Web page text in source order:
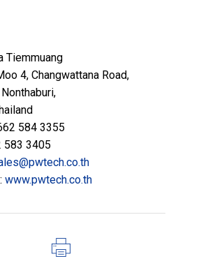
Tiemmuang
4, Changwattana Road,
584 3355
583 3405
www.pwtech.co.th